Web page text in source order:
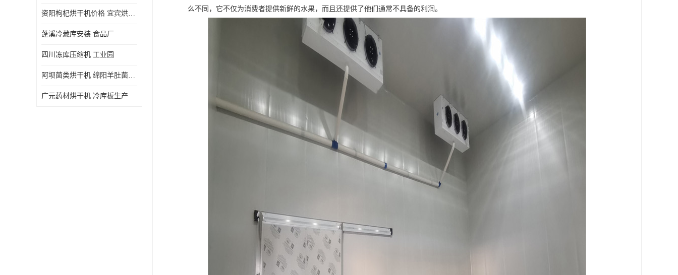
资阳枸杞烘干机价格 宜宾烘房价格 冷库板生产
蓬溪冷藏库安装 食品厂
四川冻库压缩机 工业园
阿坝菌类烘干机 绵阳羊肚菌烘干机安装 安装造价
广元药材烘干机 冷库板生产
么不同，它不仅为消费者提供新鲜的水果，而且还提供了他们通常不具备的利润。